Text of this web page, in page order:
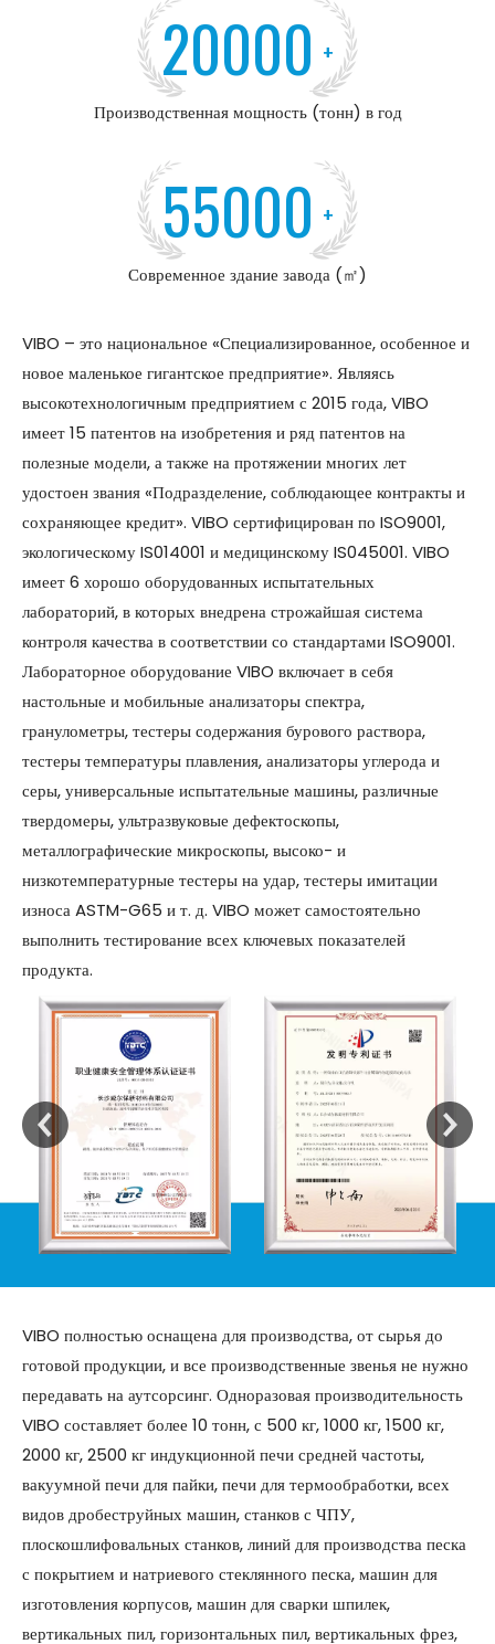
20000 +
Производственная мощность (тонн) в год
55000 +
Современное здание завода (㎡)
VIBO – это национальное «Специализированное, особенное и
новое маленькое гигантское предприятие». Являясь
высокотехнологичным предприятием с 2015 года, VIBO
имеет 15 патентов на изобретения и ряд патентов на
полезные модели, а также на протяжении многих лет
удостоен звания «Подразделение, соблюдающее контракты и
сохраняющее кредит». VIBO сертифицирован по ISO9001,
экологическому IS014001 и медицинскому IS045001. VIBO
имеет 6 хорошо оборудованных испытательных
лабораторий, в которых внедрена строжайшая система
контроля качества в соответствии со стандартами ISO9001.
Лабораторное оборудование VIBO включает в себя
настольные и мобильные анализаторы спектра,
гранулометры, тестеры содержания бурового раствора,
тестеры температуры плавления, анализаторы углерода и
серы, универсальные испытательные машины, различные
твердомеры, ультразвуковые дефектоскопы,
металлографические микроскопы, высоко- и
низкотемпературные тестеры на удар, тестеры имитации
износа ASTM-G65 и т. д. VIBO может самостоятельно
выполнить тестирование всех ключевых показателей
продукта.
VIBO полностью оснащена для производства, от сырья до
готовой продукции, и все производственные звенья не нужно
передавать на аутсорсинг. Одноразовая производительность
VIBO составляет более 10 тонн, с 500 кг, 1000 кг, 1500 кг,
2000 кг, 2500 кг индукционной печи средней частоты,
вакуумной печи для пайки, печи для термообработки, всех
видов дробеструйных машин, станков с ЧПУ,
плоскошлифовальных станков, линий для производства песка
с покрытием и натриевого стеклянного песка, машин для
изготовления корпусов, машин для сварки шпилек,
вертикальных пил, горизонтальных пил, вертикальных фрез,